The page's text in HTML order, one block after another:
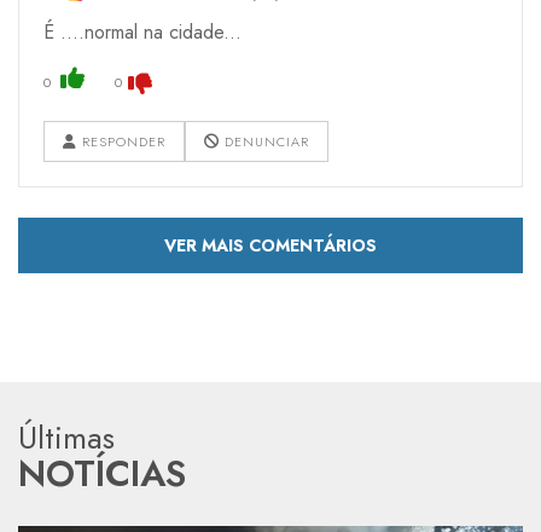
É ....normal na cidade...
0 0
RESPONDER DENUNCIAR
VER MAIS COMENTÁRIOS
Últimas
NOTÍCIAS